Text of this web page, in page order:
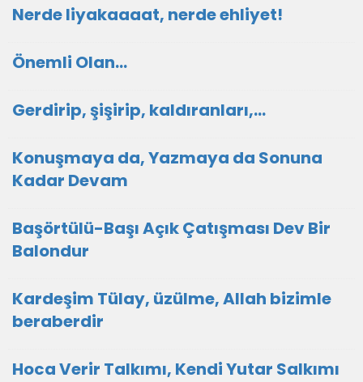
Nerde liyakaaaat, nerde ehliyet!
Önemli Olan…
Gerdirip, şişirip, kaldıranları,...
Konuşmaya da, Yazmaya da Sonuna
Kadar Devam
Başörtülü-Başı Açık Çatışması Dev Bir
Balondur
Kardeşim Tülay, üzülme, Allah bizimle
beraberdir
Hoca Verir Talkımı, Kendi Yutar Salkımı